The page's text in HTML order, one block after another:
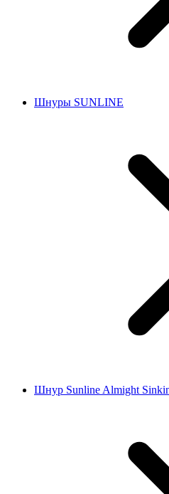
Шнуры SUNLINE
Шнур Sunline Almight